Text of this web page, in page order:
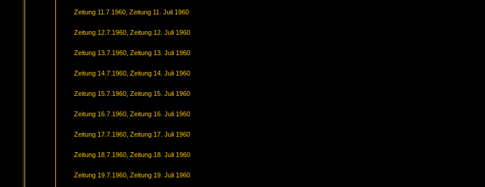
Zeitung 11.7.1960, Zeitung 11. Juli 1960
Zeitung 12.7.1960, Zeitung 12. Juli 1960
Zeitung 13.7.1960, Zeitung 13. Juli 1960
Zeitung 14.7.1960, Zeitung 14. Juli 1960
Zeitung 15.7.1960, Zeitung 15. Juli 1960
Zeitung 16.7.1960, Zeitung 16. Juli 1960
Zeitung 17.7.1960, Zeitung 17. Juli 1960
Zeitung 18.7.1960, Zeitung 18. Juli 1960
Zeitung 19.7.1960, Zeitung 19. Juli 1960